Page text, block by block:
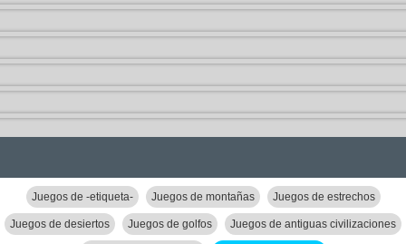
Juegos de -etiqueta- Juegos de montañas Juegos de estrechos
Juegos de desiertos Juegos de golfos Juegos de antiguas civilizaciones